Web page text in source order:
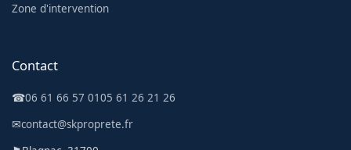
Zone d'intervention
Contact
☎06 61 66 57 0105 61 26 21 26
✉contact@skproprete.fr